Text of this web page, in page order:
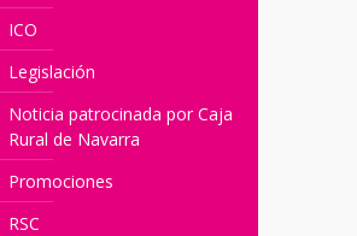
ICO
Legislación
Noticia patrocinada por Caja
Rural de Navarra
Promociones
RSC